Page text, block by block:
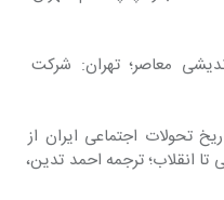
معاصر؛ تهران: شرکت
تحولات اجتماعی ایران از
مطابق با ۸۷۹ شمسی تا انقلاب؛ ترجمه احمد تدین،